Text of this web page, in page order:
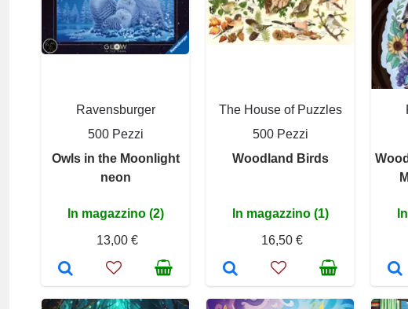
Ravensburger
500 Pezzi
Owls in the Moonlight
neon
In magazzino (2)
13,00 €
The House of Puzzles
500 Pezzi
Woodland Birds
In magazzino (1)
16,50 €